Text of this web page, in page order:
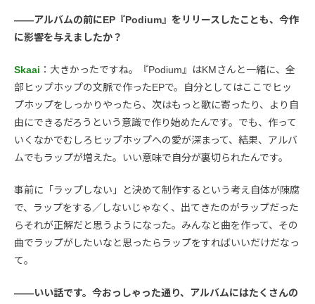
――アルバムの前にEP『Podium』をリリースしたことも、今作
に影響を与えましたか？
Skaai ：大きかったですね。『Podium』はKMさんと一緒に、全
部ヒップホップの文脈で作ったEPで。自分としてはここでヒッ
プホップをしっかりやったら、次はもっと歌に寄ったり、より自
由にできるだろうという意識で作り始めたんです。でも、作って
いくなかでむしろヒップホップへの愛が深まって、結果、アルバ
ムでもラップが増えた。いい意味で自分が裏切られたんです。
事前に「ラップしない」と決めて制作するという考え自体が陳腐
で、ラップをする／しないじゃなく、出てきたのがラップだった
らそれが正解だと思うようになった。みんなと曲を作って、その
曲でラップがしたいなと思ったらラップをすればいいだけだなっ
て。
――いい話です。今おっしゃった通り、アルバムにはたくさんの